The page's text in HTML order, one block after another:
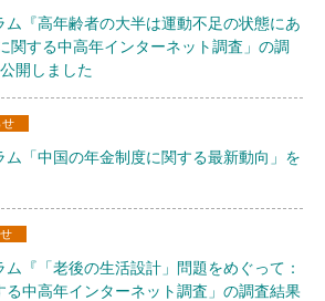
『高年齢者の大半は運動不足の状態にあ
関する中高年インターネット調査」の調
開しました
せ
「中国の年金制度に関する最新動向」を
『「老後の生活設計」問題をめぐって：
る中高年インターネット調査」の調査結果